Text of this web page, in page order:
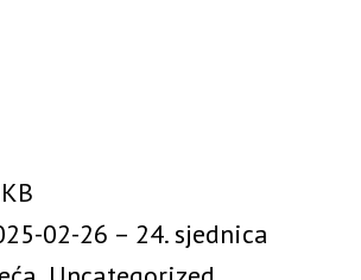
02-26 – 24. sjednica